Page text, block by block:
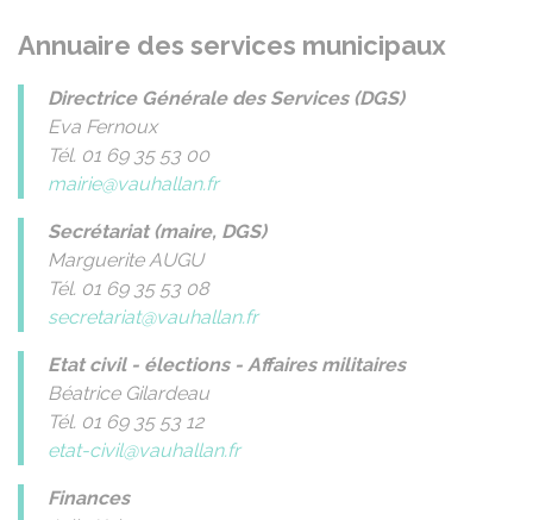
Annuaire des services municipaux
Directrice Générale des Services (DGS)
Eva Fernoux
Tél. 01 69 35 53 00
mairie@vauhallan.fr
Secrétariat (maire, DGS)
Marguerite AUGU
Tél. 01 69 35 53 08
secretariat@vauhallan.fr
Etat civil - élections - Affaires militaires
Béatrice Gilardeau
Tél. 01 69 35 53 12
etat-civil@vauhallan.fr
Finances